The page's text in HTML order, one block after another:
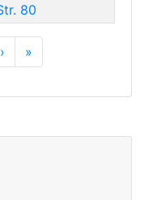
80
› Next
»